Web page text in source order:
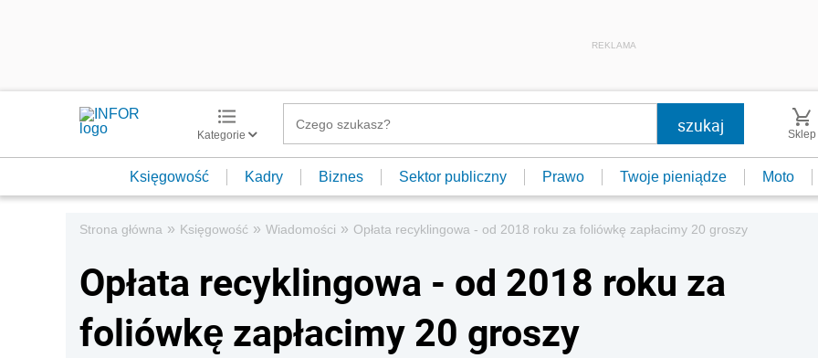
REKLAMA
Kategorie Sklep
Księgowość Kadry Biznes Sektor publiczny Prawo Twoje pieniądze Moto
Strona główna » Księgowość » Wiadomości » Opłata recyklingowa - od 2018 roku za foliówkę zapłacimy 20 groszy
Opłata recyklingowa - od 2018 roku za
foliówkę zapłacimy 20 groszy